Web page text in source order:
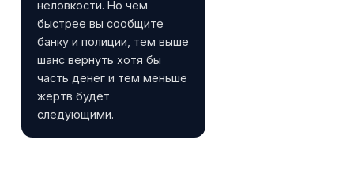
неловкости. Но чем
быстрее вы сообщите
банку и полиции, тем выше
шанс вернуть хотя бы
часть денег и тем меньше
жертв будет
следующими.